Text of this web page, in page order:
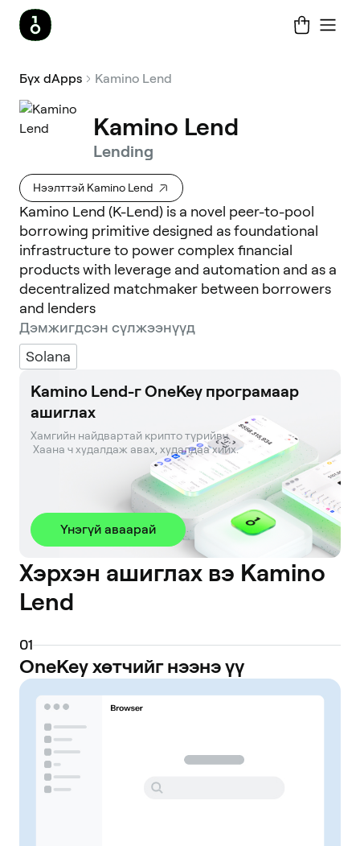
Бүх dApps Kamino Lend
Kamino Lend
Lending
Нээлттэй Kamino Lend
Kamino Lend (K-Lend) is a novel peer-to-pool
borrowing primitive designed as foundational
infrastructure to power complex financial
products with leverage and automation and as a
decentralized matchmaker between borrowers
and lenders
Дэмжигдсэн сүлжээнүүд
Solana
Kamino Lend-г OneKey програмаар
ашиглах
Хамгийн найдвартай крипто түрийвч.
Хаана ч худалдаж авах, худалдаа хийх.
Үнэгүй аваарай
Хэрхэн ашиглах вэ Kamino
Lend
01
OneKey хөтчийг нээнэ үү